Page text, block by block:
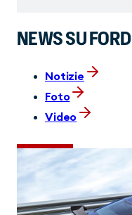
NEWS SU FORD
Notizie
Foto
Video